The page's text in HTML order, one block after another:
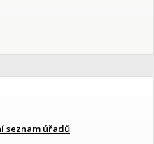
seznam úřadů